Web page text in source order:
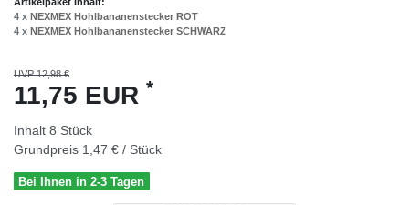
4 x NEXMEX Hohlbananenstecker ROT
4 x NEXMEX Hohlbananenstecker SCHWARZ
UVP 12,98 €
11,75 EUR *
Inhalt 8 Stück
Grundpreis 1,47 € / Stück
Bei Ihnen in 2-3 Tagen